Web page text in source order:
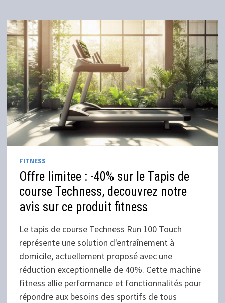
FITNESS
Offre limitee : -40% sur le Tapis de
course Techness, decouvrez notre
avis sur ce produit fitness
Le tapis de course Techness Run 100 Touch
représente une solution d'entraînement à
domicile, actuellement proposé avec une
réduction exceptionnelle de 40%. Cette machine
fitness allie performance et fonctionnalités pour
répondre aux besoins des sportifs de tous